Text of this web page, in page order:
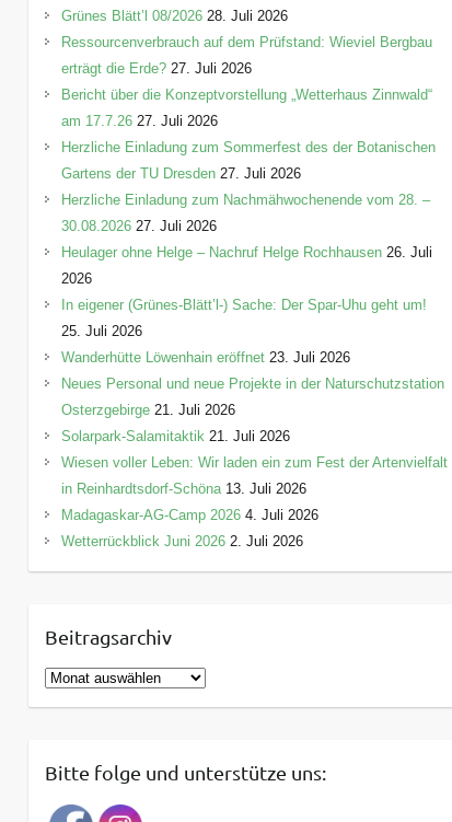
e
n
Grünes Blätt’l 08/2026 28. Juli 2026
Ressourcenverbrauch auf dem Prüfstand: Wieviel Bergbau
erträgt die Erde? 27. Juli 2026
Bericht über die Konzeptvorstellung „Wetterhaus Zinnwald“
am 17.7.26 27. Juli 2026
Herzliche Einladung zum Sommerfest des der Botanischen
Gartens der TU Dresden 27. Juli 2026
Herzliche Einladung zum Nachmähwochenende vom 28. –
30.08.2026 27. Juli 2026
Heulager ohne Helge – Nachruf Helge Rochhausen 26. Juli
2026
In eigener (Grünes-Blätt’l-) Sache: Der Spar-Uhu geht um!
25. Juli 2026
Wanderhütte Löwenhain eröffnet 23. Juli 2026
Neues Personal und neue Projekte in der Naturschutzstation
Osterzgebirge 21. Juli 2026
Solarpark-Salamitaktik 21. Juli 2026
Wiesen voller Leben: Wir laden ein zum Fest der Artenvielfalt
in Reinhardtsdorf-Schöna 13. Juli 2026
Madagaskar-AG-Camp 2026 4. Juli 2026
Wetterrückblick Juni 2026 2. Juli 2026
Beitragsarchiv
B
e
rBitte folge und unterstütze uns: